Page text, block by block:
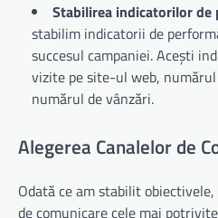
Stabilirea indicatorilor de
stabilim indicatorii de
succesul campaniei. Acești
vizite pe site-ul web,
numărul de vânzări.
Alegerea Canalelor de
Odată ce am stabilit
de comunicare cele mai